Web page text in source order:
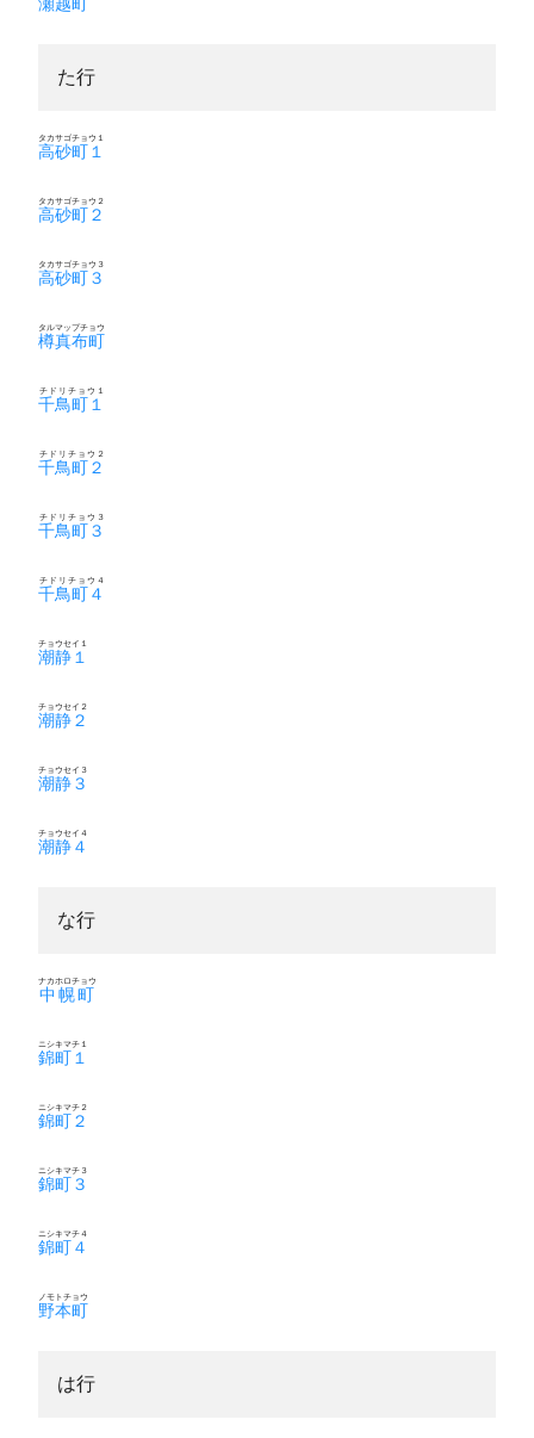
た行
高砂町１
タカサゴチョウ１
高砂町２
タカサゴチョウ２
高砂町３
タカサゴチョウ３
樽真布町
タルマップチョウ
千鳥町１
チドリチョウ１
千鳥町２
チドリチョウ２
千鳥町３
チドリチョウ３
千鳥町４
チドリチョウ４
潮静１
チョウセイ１
潮静２
チョウセイ２
潮静３
チョウセイ３
潮静４
チョウセイ４
な行
中幌町
ナカホロチョウ
錦町１
ニシキマチ１
錦町２
ニシキマチ２
錦町３
ニシキマチ３
錦町４
ニシキマチ４
野本町
ノモトチョウ
は行